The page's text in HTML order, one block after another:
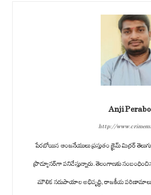
Anji
http://
పేరబోయిన ఆంజనేయులు ప్రస్తుతం క్రైమ్ మిర్రర్
ప్రొడ్యూసర్‌గా పనిచేస్తున్నారు. తెలంగాణకు
మౌలిక సదుపాయాల అభివృద్ధి, రాజకీయ పరిణామాలు